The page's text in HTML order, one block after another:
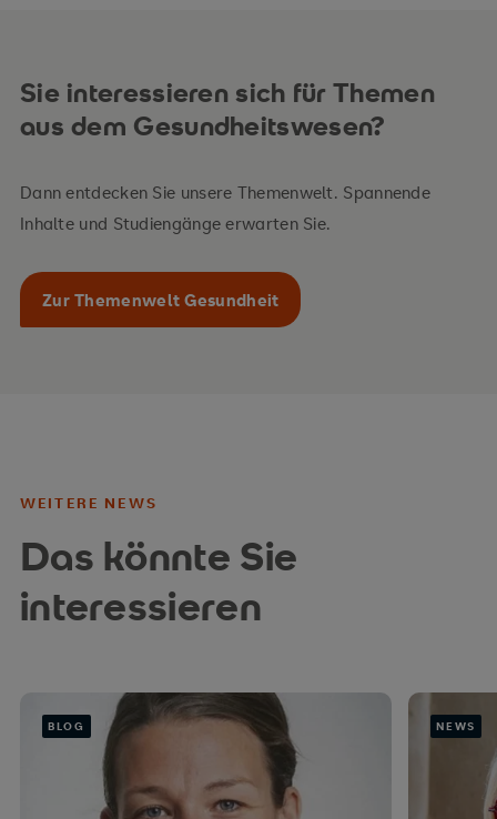
Sie interessieren sich für Themen
aus dem Gesundheitswesen?
Dann entdecken Sie unsere Themenwelt. Spannende
Inhalte und Studiengänge erwarten Sie.
Zur Themenwelt Gesundheit
WEITERE NEWS
Das könnte Sie
interessieren
BLOG NEWS